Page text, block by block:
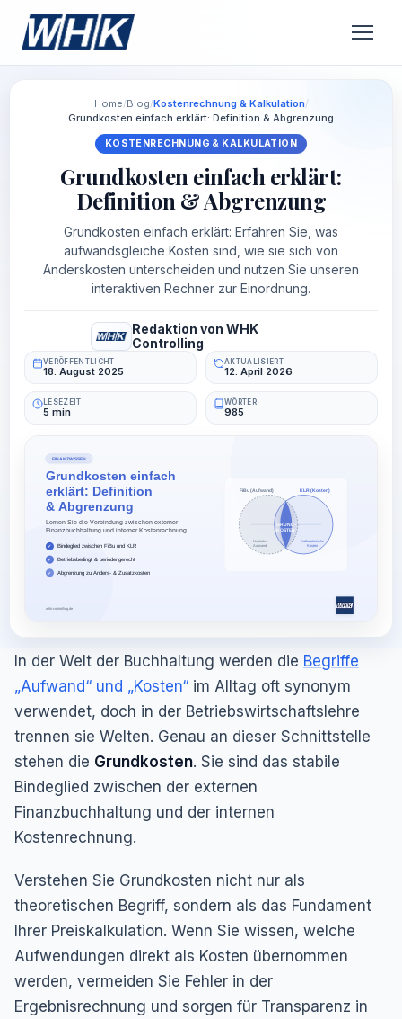
Home/Blog/Kostenrechnung & Kalkulation/
Grundkosten einfach erklärt: Definition & Abgrenzung
KOSTENRECHNUNG & KALKULATION
Grundkosten einfach erklärt:
Definition & Abgrenzung
Grundkosten einfach erklärt: Erfahren Sie, was
aufwandsgleiche Kosten sind, wie sie sich von
Anderskosten unterscheiden und nutzen Sie unseren
interaktiven Rechner zur Einordnung.
Redaktion von WHK
Controlling
VERÖFFENTLICHT
18. August 2025
AKTUALISIERT
12. April 2026
LESEZEIT
5 min
WÖRTER
985
In der Welt der Buchhaltung werden die Begriffe
„Aufwand“ und „Kosten“ im Alltag oft synonym
verwendet, doch in der Betriebswirtschaftslehre
trennen sie Welten. Genau an dieser Schnittstelle
stehen die Grundkosten. Sie sind das stabile
Bindeglied zwischen der externen
Finanzbuchhaltung und der internen
Kostenrechnung.
Verstehen Sie Grundkosten nicht nur als
theoretischen Begriff, sondern als das Fundament
Ihrer Preiskalkulation. Wenn Sie wissen, welche
Aufwendungen direkt als Kosten übernommen
werden, vermeiden Sie Fehler in der
Ergebnisrechnung und sorgen für Transparenz in